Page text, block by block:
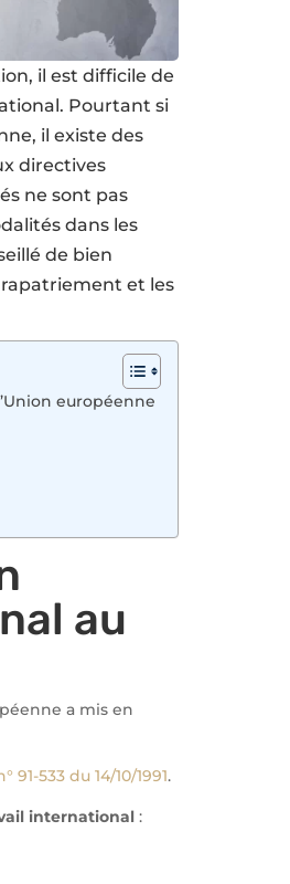
il est difficile de
Pourtant si
il existe des
directives
ne sont pas
dans les
de bien
et les
européenne
au
a mis en
91-533 du 14/10/1991.
international :